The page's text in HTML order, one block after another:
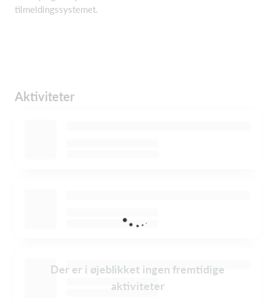
tilmeldingssystemet.
Aktiviteter
Der er i øjeblikket ingen fremtidige
aktiviteter